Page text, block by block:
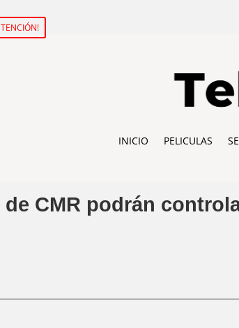
INICIO PELICULAS
CMR podrán